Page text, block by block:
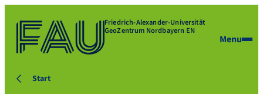
Friedrich-Alexander-Universität
GeoZentrum Nordbayern EN
Menu
Start